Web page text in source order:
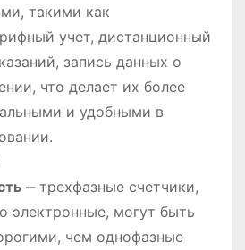
такими как
учет, дистанционный
запись данных о
что делает их более
и удобными в
‒ трехфазные счетчики,
электронные, могут быть
чем однофазные